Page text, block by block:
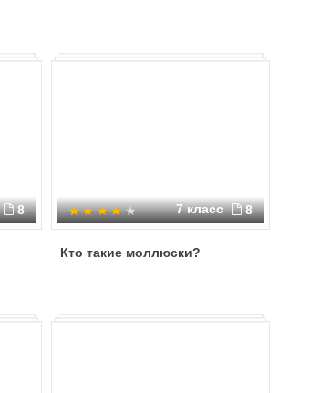
8 7 класс 8
Кто такие моллюски?